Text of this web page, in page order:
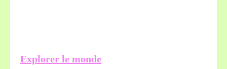
Explorer le monde